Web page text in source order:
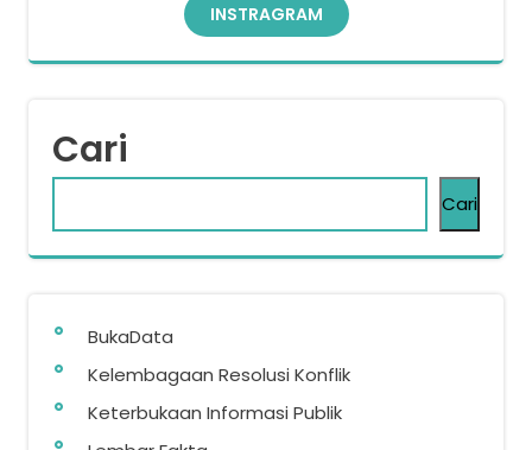
INSTRAGRAM
Cari
Cari
BukaData
Kelembagaan Resolusi Konflik
Keterbukaan Informasi Publik